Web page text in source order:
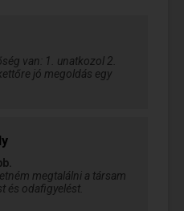
van: 1. unatkozol 2.
jó megoldás egy
megtalálni a társam
és odafigyelést.